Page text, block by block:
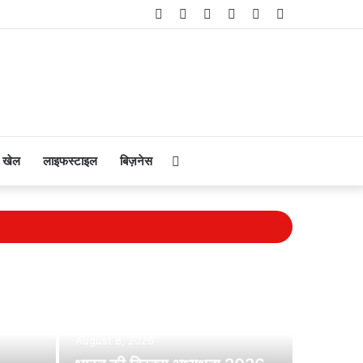
Telegram
Instagram
YouTube
Twitter
Facebook
खेल लाइफस्टाइल बिज़नेस
for